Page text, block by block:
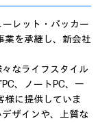
レット・パッカー
業を承継し、新会社
なライフスタイル
、ノートPC、一
様に提供していま
ザインや、上質な